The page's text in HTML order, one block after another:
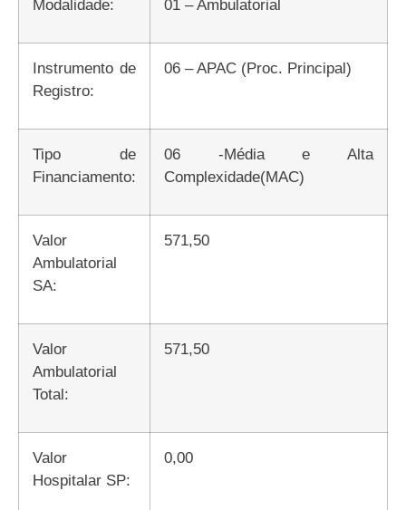
Modalidade: 01 – Ambulatorial
Instrumento de
Registro:
06 – APAC (Proc. Principal)
Tipo de
Financiamento:
06 -Média e Alta
Complexidade(MAC)
Valor
Ambulatorial
SA:
571,50
Valor
Ambulatorial
Total:
571,50
Valor
Hospitalar SP:
0,00